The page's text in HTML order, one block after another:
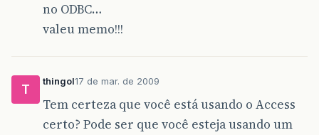
no ODBC…
valeu memo!!!
T
thingol17 de mar. de 2009
Tem certeza que você está usando o Access
certo? Pode ser que você esteja usando um